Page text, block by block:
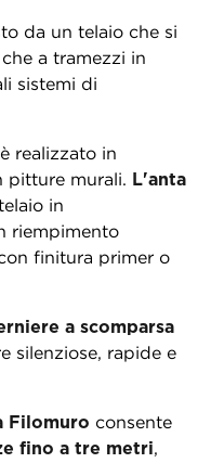
da un telaio che si
a tramezzi in
sistemi di
è realizzato in
pitture murali. L'anta
in
riempimento
finitura primer o
a scomparsa
silenziose, rapide e
Filomuro consente
fino a tre metri,